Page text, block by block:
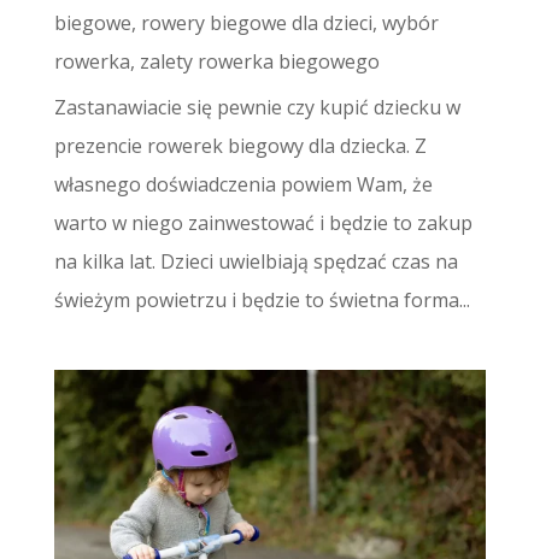
biegowe, rowery biegowe dla dzieci, wybór
rowerka, zalety rowerka biegowego
Zastanawiacie się pewnie czy kupić dziecku w
prezencie rowerek biegowy dla dziecka. Z
własnego doświadczenia powiem Wam, że
warto w niego zainwestować i będzie to zakup
na kilka lat. Dzieci uwielbiają spędzać czas na
świeżym powietrzu i będzie to świetna forma...